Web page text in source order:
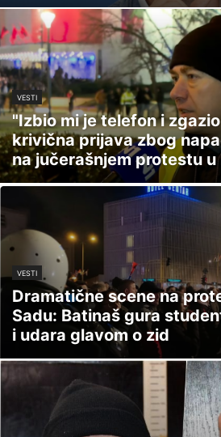
VESTI
"Izbio mi je telefon i
krivična prijava zbog
na jučerašnjem protestu u
VESTI
Dramatične scene na
Sadu: Batinaš gura
i udara glavom o zid